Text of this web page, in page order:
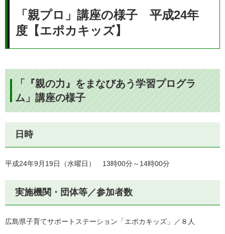
「親プロ」講座の様子 平成24年
度【エポカキッズ】
「『親の力』をまなびあう学習プログラ
ム」講座の様子
日時
平成24年9月19日（水曜日） 13時00分～14時00分
実施機関・団体等／参加者数
広島県子育てサポートステーション「エポカキッズ」／８人